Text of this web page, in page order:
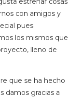
con amigos y
pues
los mismos que
lleno de
que se ha hecho
damos gracias a